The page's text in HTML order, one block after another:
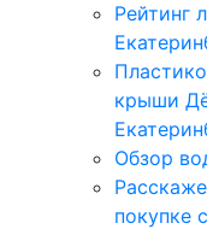
Рейтинг
крыши
Обзор
покупке